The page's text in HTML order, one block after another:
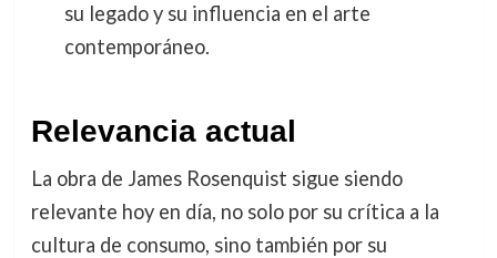
su legado y su influencia en el arte
contemporáneo.
Relevancia actual
La obra de James Rosenquist sigue siendo
relevante hoy en día, no solo por su crítica a la
cultura de consumo, sino también por su